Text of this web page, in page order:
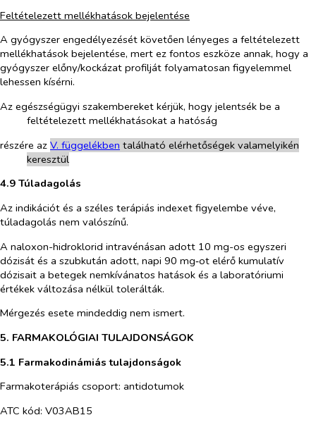
Feltételezett mellékhatások bejelentése
A gyógyszer engedélyezését követően lényeges a feltételezett
mellékhatások bejelentése, mert ez fontos eszköze annak, hogy a
gyógyszer előny/kockázat profilját folyamatosan figyelemmel
lehessen kísérni.
Az egészségügyi szakembereket kérjük, hogy jelentsék be a
feltételezett mellékhatásokat a hatóság
részére az V. függelékben található elérhetőségek valamelyikén
keresztül
4.9 Túladagolás
Az indikációt és a széles terápiás indexet figyelembe véve,
túladagolás nem valószínű.
A naloxon-hidroklorid intravénásan adott 10 mg-os egyszeri
dózisát és a szubkután adott, napi 90 mg‑ot elérő kumulatív
dózisait a betegek nemkívánatos hatások és a laboratóriumi
értékek változása nélkül tolerálták.
Mérgezés esete mindeddig nem ismert.
5. FARMAKOLÓGIAI TULAJDONSÁGOK
5.1 Farmakodinámiás tulajdonságok
Farmakoterápiás csoport: antidotumok
ATC kód: V03AB15